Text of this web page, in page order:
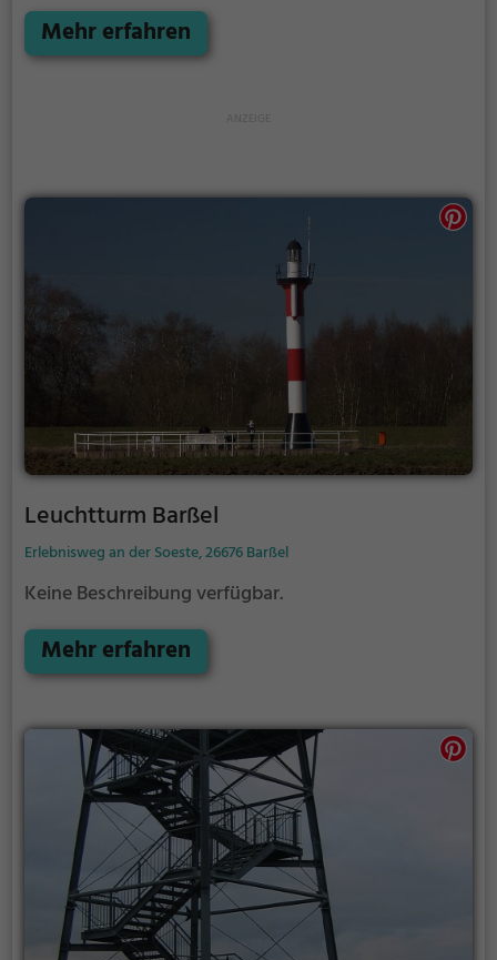
September ist der Nordloher Tief ein beliebtes
Ausflugsziel. Egal ob für Familien, Freunde oder
Mehr erfahren
Leuchtturm Barßel
Erlebnisweg an der Soeste, 26676 Barßel
Keine Beschreibung verfügbar.
Mehr erfahren